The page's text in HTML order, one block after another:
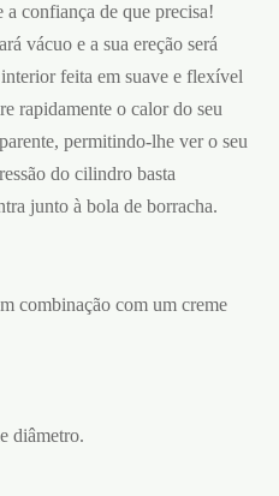
a confiança de que precisa!
vácuo e a sua ereção será
feita em suave e flexível
rapidamente o calor do seu
permitindo-lhe ver o seu
do cilindro basta
junto à bola de borracha.
combinação com um creme
diâmetro.